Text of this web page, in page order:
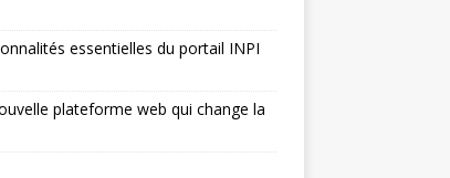
essentielles du portail INPI
plateforme web qui change la